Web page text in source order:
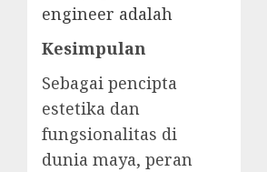
engineer adalah
Kesimpulan
Sebagai pencipta
estetika dan
fungsionalitas di
dunia maya, peran